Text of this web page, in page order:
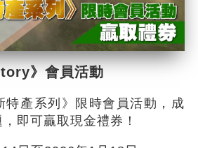
》會員活動
特產系列》限時會員活動，成
即可贏取現金禮券！